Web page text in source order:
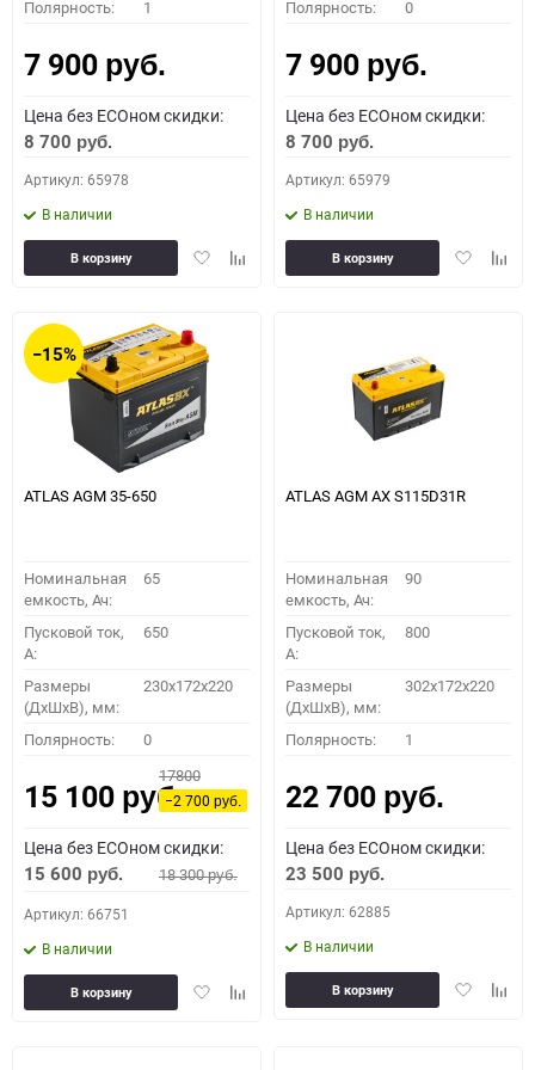
Полярность: 1
7 900 руб.
Цена без ECOном скидки:
8 700 руб.
Артикул: 65978
В наличии
ДобавитьДобавить
В корзину
Полярность: 0
7 900 руб.
Цена без ECOном скидки:
8 700 руб.
Артикул: 65979
В наличии
Добавить
В корзину
−15%
ATLAS AGM 35-650
Номинальная
емкость, Ач:
65
Пусковой ток,
A:
650
Размеры
(ДхШхВ), мм:
230x172x220
Полярность: 0
15 100 руб.
17800
−2 700руб.
Цена без ECOном скидки:
15 600 руб. 18 300руб.
Артикул: 66751
В наличии
ДобавитьДобавить
В корзину
ATLAS AGM AX S115D31R
Номинальная
емкость, Ач:
90
Пусковой ток,
A:
800
Размеры
(ДхШхВ), мм:
302x172x220
Полярность: 1
22 700 руб.
Цена без ECOном скидки:
23 500 руб.
Артикул: 62885
В наличии
Добавить
В корзину